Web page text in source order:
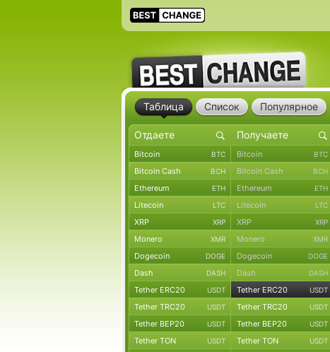
Таблица Список Популярное
Bitcoin BTC Bitcoin BTC
Bitcoin Cash BCH Bitcoin Cash BCH
Ethereum ETH Ethereum ETH
Litecoin LTC Litecoin LTC
XRP XRP XRP XRP
Monero XMR Monero XMR
Dogecoin DOGE Dogecoin DOGE
Dash DASH Dash DASH
Tether ERC20 USDT Tether ERC20 USDT
Tether TRC20 USDT Tether TRC20 USDT
Tether BEP20 USDT Tether BEP20 USDT
Tether TON USDT Tether TON USDT